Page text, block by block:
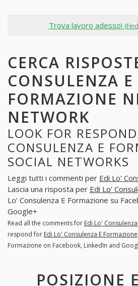
Trova lavoro adesso!
CERCA
CONSULENZA E
FORMAZIONE
NETWORK
LOOK FOR
CONSULENZA E
SOCIAL NETWORKS
Leggi tutti i commenti per Edi Lo'
Lascia una risposta per Edi Lo'
Lo' Consulenza E Formazione su
Google+
Read all the comments for Edi Lo'
respond for Edi Lo' Consulenza E Formazione
Formazione on Facebook, LinkedIn and
POSIZIONE